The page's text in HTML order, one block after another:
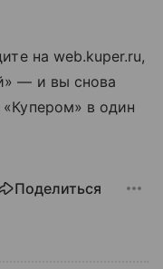
на web.kuper.ru,
— и вы снова
в один
Поделиться